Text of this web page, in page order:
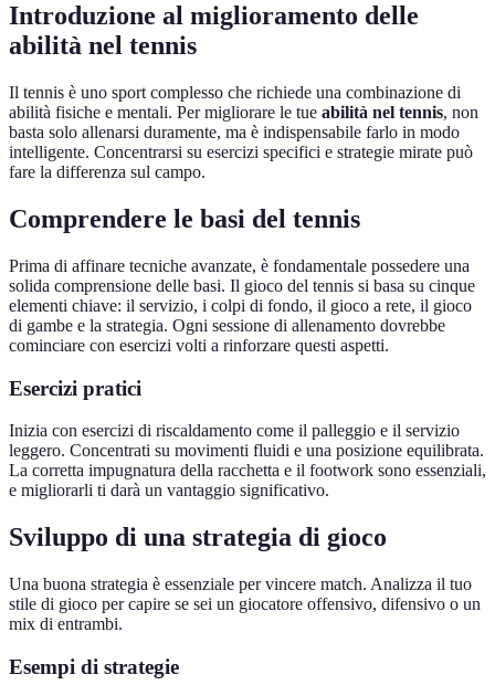
Introduzione al miglioramento delle
abilità nel tennis
Il tennis è uno sport complesso che richiede una combinazione di
abilità fisiche e mentali. Per migliorare le tue abilità nel tennis, non
basta solo allenarsi duramente, ma è indispensabile farlo in modo
intelligente. Concentrarsi su esercizi specifici e strategie mirate può
fare la differenza sul campo.
Comprendere le basi del tennis
Prima di affinare tecniche avanzate, è fondamentale possedere una
solida comprensione delle basi. Il gioco del tennis si basa su cinque
elementi chiave: il servizio, i colpi di fondo, il gioco a rete, il gioco
di gambe e la strategia. Ogni sessione di allenamento dovrebbe
cominciare con esercizi volti a rinforzare questi aspetti.
Esercizi pratici
Inizia con esercizi di riscaldamento come il palleggio e il servizio
leggero. Concentrati su movimenti fluidi e una posizione equilibrata.
La corretta impugnatura della racchetta e il footwork sono essenziali,
e migliorarli ti darà un vantaggio significativo.
Sviluppo di una strategia di gioco
Una buona strategia è essenziale per vincere match. Analizza il tuo
stile di gioco per capire se sei un giocatore offensivo, difensivo o un
mix di entrambi.
Esempi di strategie